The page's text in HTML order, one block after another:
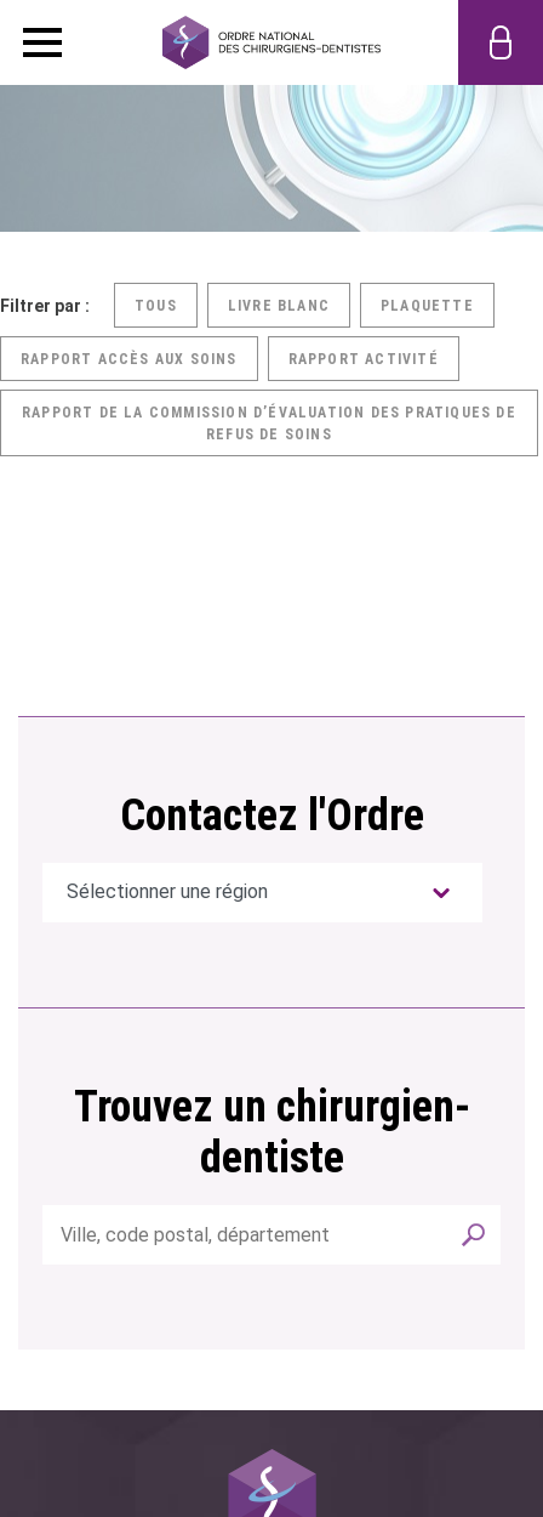
Filtrer par : TOUS LIVRE BLANC PLAQUETTE
RAPPORT ACCÈS AUX SOINS RAPPORT ACTIVITÉ
RAPPORT DE LA COMMISSION D’ÉVALUATION DES PRATIQUES DE
REFUS DE SOINS
Contactez l'Ordre
Trouvez un chirurgien-
dentiste